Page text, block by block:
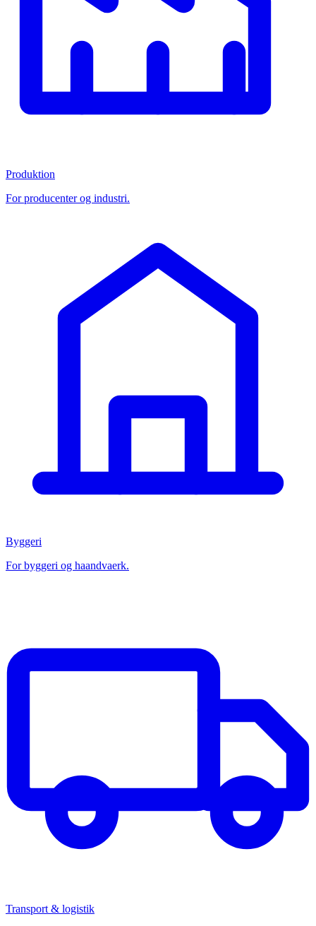
Produktion
For producenter og industri.
Byggeri
For byggeri og haandvaerk.
Transport & logistik